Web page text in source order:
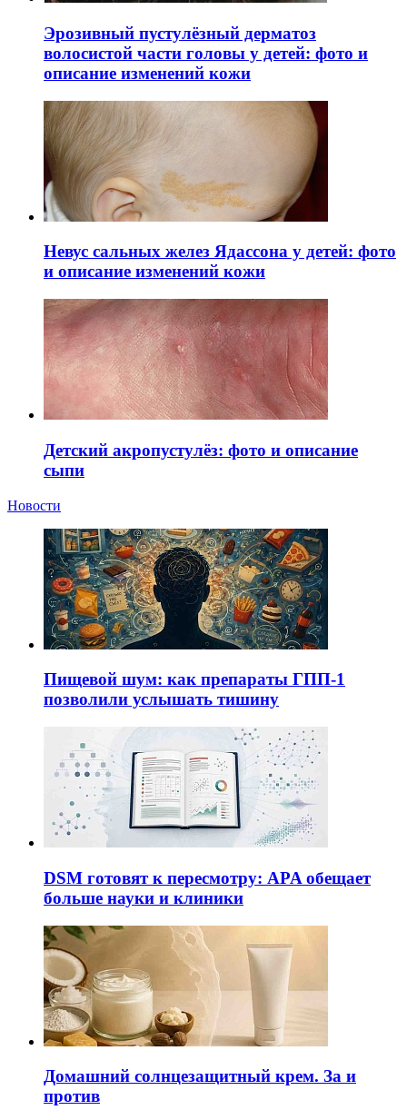
Эрозивный пустулёзный дерматоз
волосистой части головы у детей: фото и
описание изменений кожи
Невус сальных желез Ядассона у детей: фото
и описание изменений кожи
Детский акропустулёз: фото и описание
сыпи
Новости
Пищевой шум: как препараты ГПП-1
позволили услышать тишину
DSM готовят к пересмотру: APA обещает
больше науки и клиники
Домашний солнцезащитный крем. За и
против